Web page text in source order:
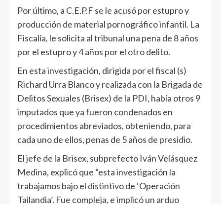
Por último, a C.E.P.F se le acusó por estupro y
producción de material pornográfico infantil. La
Fiscalía, le solicita al tribunal una pena de 8 años
por el estupro y 4 años por el otro delito.
En esta investigación, dirigida por el fiscal (s)
Richard Urra Blanco y realizada con la Brigada de
Delitos Sexuales (Brisex) de la PDI, había otros 9
imputados que ya fueron condenados en
procedimientos abreviados, obteniendo, para
cada uno de ellos, penas de 5 años de presidio.
El jefe de la Brisex, subprefecto Iván Velásquez
Medina, explicó que “esta investigación la
trabajamos bajo el distintivo de ‘Operación
Tailandia’. Fue compleja, e implicó un arduo